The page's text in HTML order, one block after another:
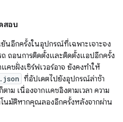
สอบ
นอีกครั้งในอุปกรณ์ที่เฉพาะเจาะจง
ถอนการติดตั้งและติดตั้งแอปอีกครั้ง
แคชฝั่งเซิร์ฟเวอร์อาจ ยังคงทำให้
ที่อัปเดตไปยังอุปกรณ์ล่าช้า
ม เนื่องจากแคชอิงตามเวลา ความ
นมัติหากคุณลองอีกครั้งหลังจากผ่าน